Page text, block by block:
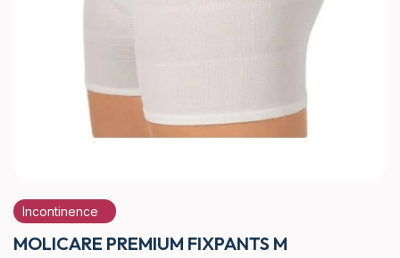
Incontinence
MOLICARE PREMIUM FIXPANTS M